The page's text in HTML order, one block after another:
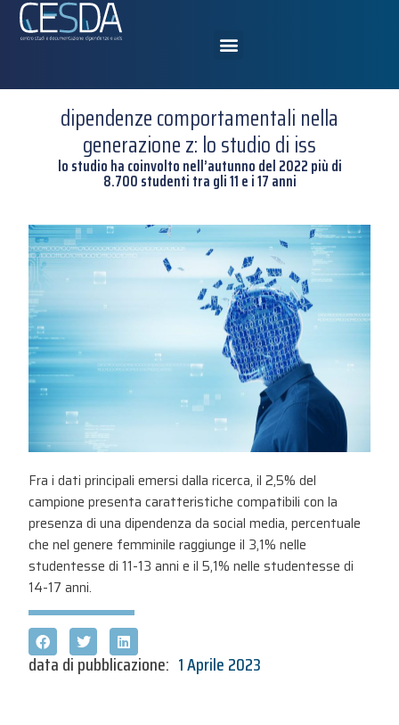
dipendenze comportamentali nella
generazione z: lo studio di iss
lo studio ha coinvolto nell’autunno del 2022 più di
8.700 studenti tra gli 11 e i 17 anni
Fra i dati principali emersi dalla ricerca, il 2,5% del
campione presenta caratteristiche compatibili con la
presenza di una dipendenza da social media, percentuale
che nel genere femminile raggiunge il 3,1% nelle
studentesse di 11-13 anni e il 5,1% nelle studentesse di
14-17 anni.
data di pubblicazione: 1 Aprile 2023